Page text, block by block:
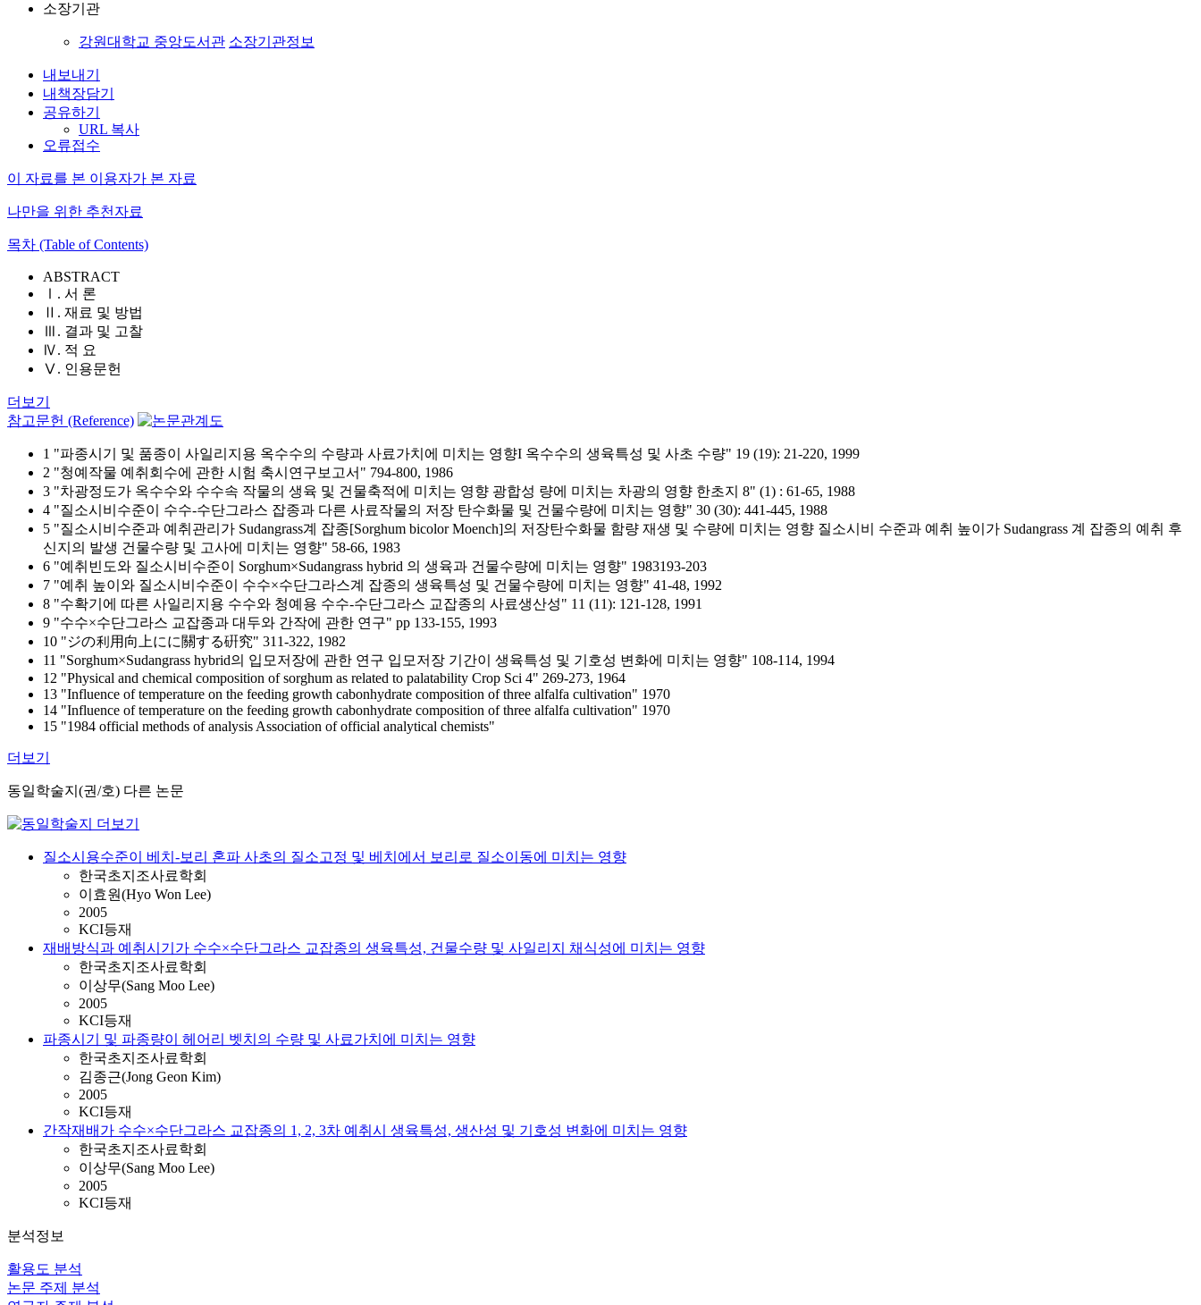
소장기관
강원대학교 중앙도서관 소장기관정보
내보내기
내책장담기
공유하기
URL 복사
오류접수
이 자료를 본 이용자가 본 자료
나만을 위한 추천자료
목차 (Table of Contents)
ABSTRACT
Ⅰ. 서 론
Ⅱ. 재료 및 방법
Ⅲ. 결과 및 고찰
Ⅳ. 적 요
Ⅴ. 인용문헌
더보기
참고문헌 (Reference)
1 "파종시기 및 품종이 사일리지용 옥수수의 수량과 사료가치에 미치는 영향I 옥수수의 생육특성 및 사초 수량" 19 (19): 21-220, 1999
2 "청예작물 예취회수에 관한 시험 축시연구보고서" 794-800, 1986
3 "차광정도가 옥수수와 수수속 작물의 생육 및 건물축적에 미치는 영향 광합성 량에 미치는 차광의 영향 한초지 8" (1) : 61-65, 1988
4 "질소시비수준이 수수-수단그라스 잡종과 다른 사료작물의 저장 탄수화물 및 건물수량에 미치는 영향" 30 (30): 441-445, 1988
5 "질소시비수준과 예취관리가 Sudangrass계 잡종[Sorghum bicolor Moench]의 저장탄수화물 함량 재생 및 수량에 미치는 영향 질소시비 수준과 예취 높이가 Sudangrass 계 잡종의 예취 후
신지의 발생 건물수량 및 고사에 미치는 영향" 58-66, 1983
6 "예취빈도와 질소시비수준이 Sorghum×Sudangrass hybrid 의 생육과 건물수량에 미치는 영향" 1983193-203
7 "예취 높이와 질소시비수준이 수수×수단그라스계 잡종의 생육특성 및 건물수량에 미치는 영향" 41-48, 1992
8 "수확기에 따른 사일리지용 수수와 청예용 수수-수단그라스 교잡종의 사료생산성" 11 (11): 121-128, 1991
9 "수수×수단그라스 교잡종과 대두와 간작에 관한 연구" pp 133-155, 1993
10 "ジの利用向上にに關する硏究" 311-322, 1982
11 "Sorghum×Sudangrass hybrid의 입모저장에 관한 연구 입모저장 기간이 생육특성 및 기호성 변화에 미치는 영향" 108-114, 1994
12 "Physical and chemical composition of sorghum as related to palatability Crop Sci 4" 269-273, 1964
13 "Influence of temperature on the feeding growth cabonhydrate composition of three alfalfa cultivation" 1970
14 "Influence of temperature on the feeding growth cabonhydrate composition of three alfalfa cultivation" 1970
15 "1984 official methods of analysis Association of official analytical chemists"
더보기
동일학술지(권/호) 다른 논문
질소시용수준이 베치-보리 혼파 사초의 질소고정 및 베치에서 보리로 질소이동에 미치는 영향
한국초지조사료학회
이효원(Hyo Won Lee)
2005
KCI등재
재배방식과 예취시기가 수수×수단그라스 교잡종의 생육특성, 건물수량 및 사일리지 채식성에 미치는 영향
한국초지조사료학회
이상무(Sang Moo Lee)
2005
KCI등재
파종시기 및 파종량이 헤어리 벳치의 수량 및 사료가치에 미치는 영향
한국초지조사료학회
김종근(Jong Geon Kim)
2005
KCI등재
간작재배가 수수×수단그라스 교잡종의 1, 2, 3차 예취시 생육특성, 생산성 및 기호성 변화에 미치는 영향
한국초지조사료학회
이상무(Sang Moo Lee)
2005
KCI등재
분석정보
활용도 분석
논문 주제 분석